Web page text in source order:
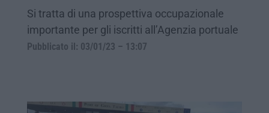
Si tratta di una prospettiva occupazionale
importante per gli iscritti all’Agenzia portuale
Pubblicato il: 03/01/23 – 13:07